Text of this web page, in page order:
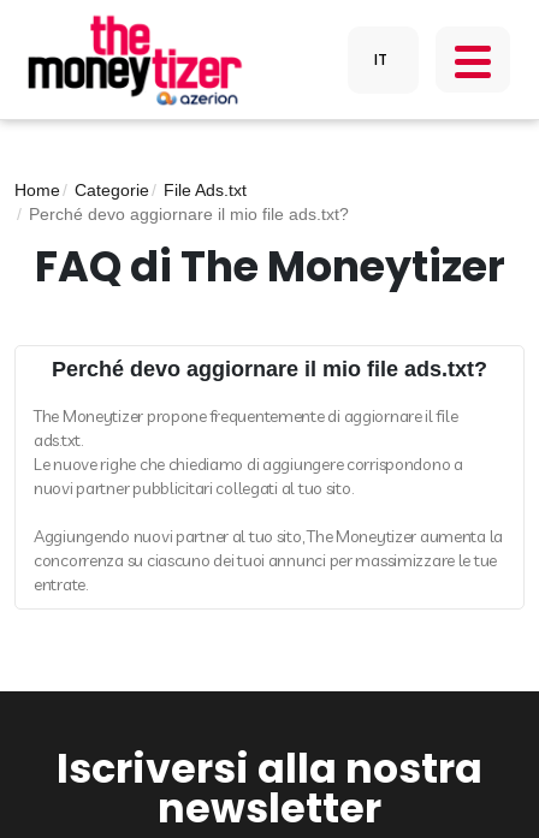
Home Categorie
File Ads.txt
Perché devo aggiornare il mio file ads.txt?
FAQ di The Moneytizer
Perché devo aggiornare il mio file ads.txt?
The Moneytizer propone frequentemente di aggiornare il file
ads.txt.
Le nuove righe che chiediamo di aggiungere corrispondono a
nuovi partner pubblicitari collegati al tuo sito.
Aggiungendo nuovi partner al tuo sito, The Moneytizer aumenta la
concorrenza su ciascuno dei tuoi annunci per massimizzare le tue
entrate.
Iscriversi alla nostra
newsletter